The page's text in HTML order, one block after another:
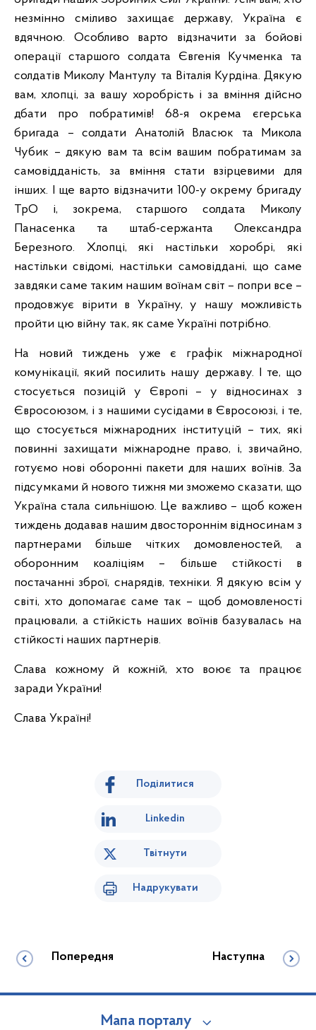
незмінно сміливо захищає державу, Україна є
вдячною. Особливо варто відзначити за бойові
операції старшого солдата Євгенія Кучменка та
солдатів Миколу Мантулу та Віталія Курдіна. Дякую
вам, хлопці, за вашу хоробрість і за вміння дійсно
дбати про побратимів! 68-я окрема єгерська
бригада – солдати Анатолій Власюк та Микола
Чубик – дякую вам та всім вашим побратимам за
самовідданість, за вміння стати взірцевими для
інших. І ще варто відзначити 100-у окрему бригаду
ТрО і, зокрема, старшого солдата Миколу
Панасенка та штаб-сержанта Олександра
Березного. Хлопці, які настільки хоробрі, які
настільки свідомі, настільки самовіддані, що саме
завдяки саме таким нашим воїнам світ – попри все –
продовжує вірити в Україну, у нашу можливість
пройти цю війну так, як саме Україні потрібно.
На новий тиждень уже є графік міжнародної
комунікації, який посилить нашу державу. І те, що
стосується позицій у Європі – у відносинах з
Євросоюзом, і з нашими сусідами в Євросоюзі, і те,
що стосується міжнародних інституцій – тих, які
повинні захищати міжнародне право, і, звичайно,
готуємо нові оборонні пакети для наших воїнів. За
підсумками й нового тижня ми зможемо сказати, що
Україна стала сильнішою. Це важливо – щоб кожен
тиждень додавав нашим двостороннім відносинам з
партнерами більше чітких домовленостей, а
оборонним коаліціям – більше стійкості в
постачанні зброї, снарядів, техніки. Я дякую всім у
світі, хто допомагає саме так – щоб домовленості
працювали, а стійкість наших воїнів базувалась на
стійкості наших партнерів.
Слава кожному й кожній, хто воює та працює
заради України!
Слава Україні!
Поділитися
Linkedin
Твітнути
Надрукувати
Попередня Наступна
Мапа порталу